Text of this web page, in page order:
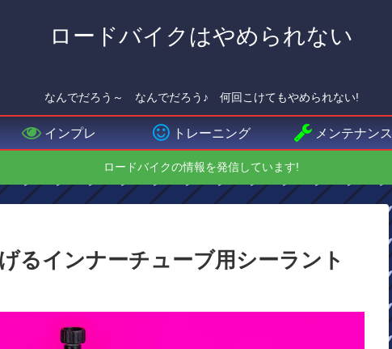
ロードバイクはやめられない
なんでだろう～ なんでだろう♪ 何回こけてもやめられない!
インプレ トレーニング メンテナンス
ロードバイクの情報を発信しています!
るインナーチューブ用シーラント